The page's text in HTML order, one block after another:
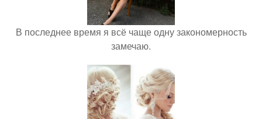
В последнее время я всё чаще одну закономерность
замечаю.